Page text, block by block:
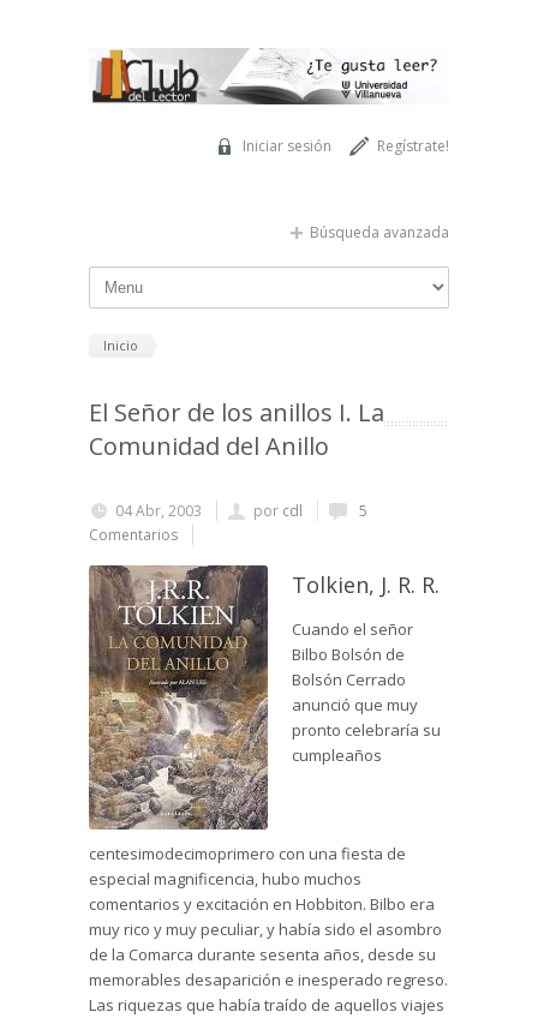
Regístrate!
Iniciar sesión
Búsqueda avanzada
Inicio
El Señor de los anillos I. La
Comunidad del Anillo
04 Abr, 2003 por cdl
5
Comentarios
Tolkien, J. R. R.
Cuando el señor
Bilbo Bolsón de
Bolsón Cerrado
anunció que muy
pronto celebraría su
cumpleaños
centesimodecimoprimero con una fiesta de
especial magnificencia, hubo muchos
comentarios y excitación en Hobbiton. Bilbo era
muy rico y muy peculiar, y había sido el asombro
de la Comarca durante sesenta años, desde su
memorables desaparición e inesperado regreso.
Las riquezas que había traído de aquellos viajes